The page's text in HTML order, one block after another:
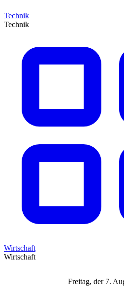
Technik
Technik
Wirtschaft
Wirtschaft
Freitag, der 7.